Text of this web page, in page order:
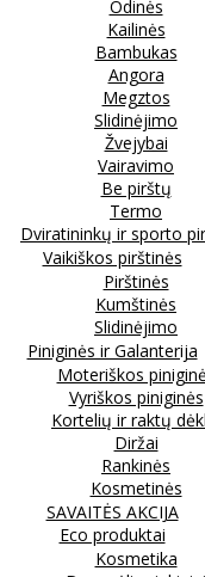
Odinės
Kailinės
Bambukas
Angora
Megztos
Slidinėjimo
Žvejybai
Vairavimo
Be pirštų
Termo
Dviratininkų ir sporto
Vaikiškos pirštinės
Pirštinės
Kumštinės
Slidinėjimo
Piniginės ir Galanterija
Moteriškos
Vyriškos piniginės
Kortelių ir raktų
Diržai
Rankinės
Kosmetinės
SAVAITĖS AKCIJA
Eco produktai
Kosmetika